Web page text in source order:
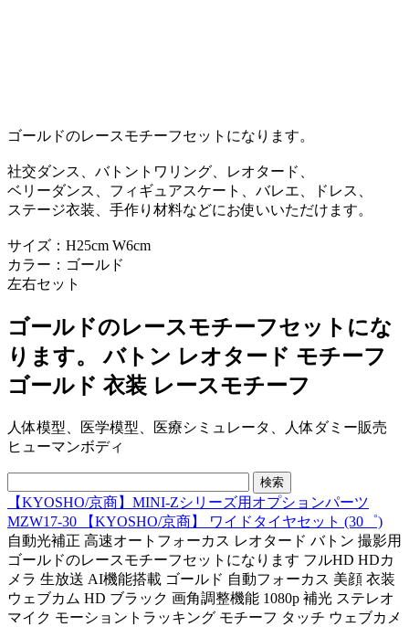
ゴールドのレースモチーフセットになります。
社交ダンス、バトントワリング、レオタード、
ベリーダンス、フィギュアスケート、バレエ、ドレス、
ステージ衣装、手作り材料などにお使いいただけます。
サイズ：H25cm W6cm
カラー：ゴールド
左右セット
ゴールドのレースモチーフセットにな
ります。 バトン レオタード モチーフ
ゴールド 衣装 レースモチーフ
人体模型、医学模型、医療シミュレータ、人体ダミー販売
ヒューマンボディ
【KYOSHO/京商】MINI-Zシリーズ用オプションパーツ
MZW17-30 【KYOSHO/京商】 ワイドタイヤセット (30゜)
自動光補正 高速オートフォーカス レオタード バトン 撮影用
ゴールドのレースモチーフセットになります フルHD HDカ
メラ 生放送 AI機能搭載 ゴールド 自動フォーカス 美顔 衣装
ウェブカム HD ブラック 画角調整機能 1080p 補光 ステレオ
マイク モーショントラッキング モチーフ タッチ ウェブカメ